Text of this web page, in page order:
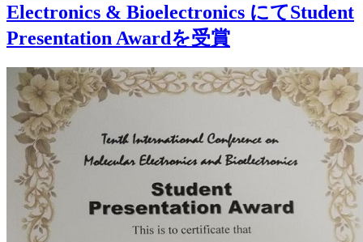
Electronics & Bioelectronics にてStudent
Presentation Awardを受賞